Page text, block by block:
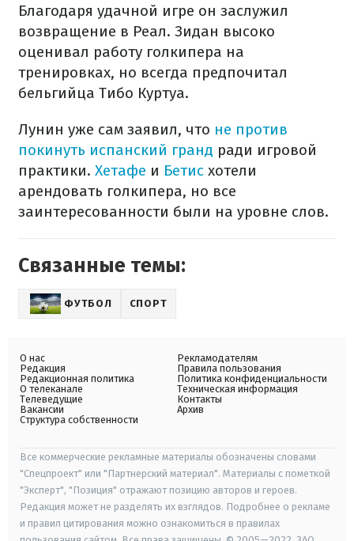
Благодаря удачной игре он заслужил
возвращение в Реал. Зидан высоко
оценивал работу голкипера на
тренировках, но всегда предпочитал
бельгийца Тибо Куртуа.
Лунин уже сам заявил, что не против
покинуть испанский гранд ради игровой
практики. Хетафе и Бетис хотели
арендовать голкипера, но все
заинтересованности были на уровне слов.
Связанные темы:
ФУТБОЛ СПОРТ
О нас
Редакция
Редакционная политика
О телеканале
Телеведущие
Вакансии
Структура собственности
Рекламодателям
Правила пользования
Политика конфиденциальности
Техническая информация
Контакты
Архив
Все коммерческие рекламные материалы обозначены словами
"Спецпроект" или "Партнерский материал". Материалы с пометкой
"Эксперт", "Позиция" отражают позицию авторов и героев.
Редакция может не разделять их взглядов. Подробнее о рекламе
и правил цитирования можно ознакомиться в правилах